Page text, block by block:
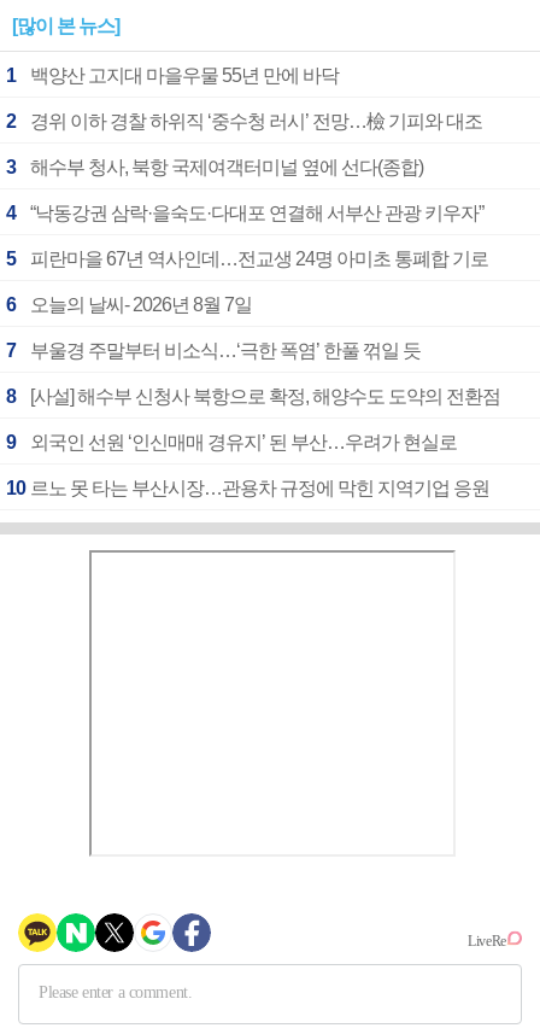
[많이 본 뉴스]
1 백양산 고지대 마을우물 55년 만에 바닥
2 경위 이하 경찰 하위직 ‘중수청 러시’ 전망…檢 기피와 대조
3 해수부 청사, 북항 국제여객터미널 옆에 선다(종합)
4 “낙동강권 삼락·을숙도·다대포 연결해 서부산 관광 키우자”
5 피란마을 67년 역사인데…전교생 24명 아미초 통폐합 기로
6 오늘의 날씨- 2026년 8월 7일
7 부울경 주말부터 비소식…‘극한 폭염’ 한풀 꺾일 듯
8 [사설] 해수부 신청사 북항으로 확정, 해양수도 도약의 전환점
9 외국인 선원 ‘인신매매 경유지’ 된 부산…우려가 현실로
10 르노 못 타는 부산시장…관용차 규정에 막힌 지역기업 응원